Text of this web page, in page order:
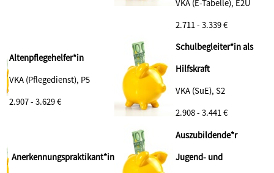
VKA (E-Tabelle), E2Ü
2.711 - 3.339 €
Altenpflegehelfer*in
VKA (Pflegedienst), P5
2.907 - 3.629 €
Schulbegleiter*in als
Hilfskraft
VKA (SuE), S2
2.908 - 3.441 €
Anerkennungspraktikant*in
Auszubildende*r
Jugend- und